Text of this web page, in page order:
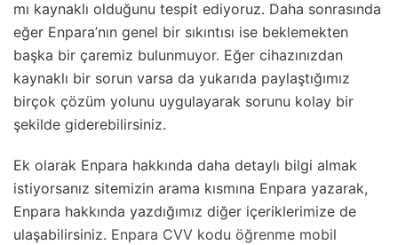
mı kaynaklı olduğunu tespit ediyoruz. Daha sonrasında
eğer Enpara’nın genel bir sıkıntısı ise beklemekten
başka bir çaremiz bulunmuyor. Eğer cihazınızdan
kaynaklı bir sorun varsa da yukarıda paylaştığımız
birçok çözüm yolunu uygulayarak sorunu kolay bir
şekilde giderebilirsiniz.
Ek olarak Enpara hakkında daha detaylı bilgi almak
istiyorsanız sitemizin arama kısmına Enpara yazarak,
Enpara hakkında yazdığımız diğer içeriklerimize de
ulaşabilirsiniz. Enpara CVV kodu öğrenme mobil